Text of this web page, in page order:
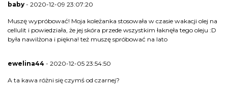
baby - 2020-12-09 23:07:20
Muszę wypróbować! Moja koleżanka stosowała w czasie wakacji olej na
cellulit i powiedziała, że jej skóra przede wszystkim łaknęła tego oleju :D
była nawilżona i piękna! też muszę spróbować na lato
ewelina44 - 2020-12-05 23:54:50
A ta kawa różni się czymś od czarnej?